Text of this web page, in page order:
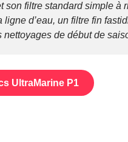
son filtre standard simple à
d’eau, un filtre fin
de début de
UltraMarine P1